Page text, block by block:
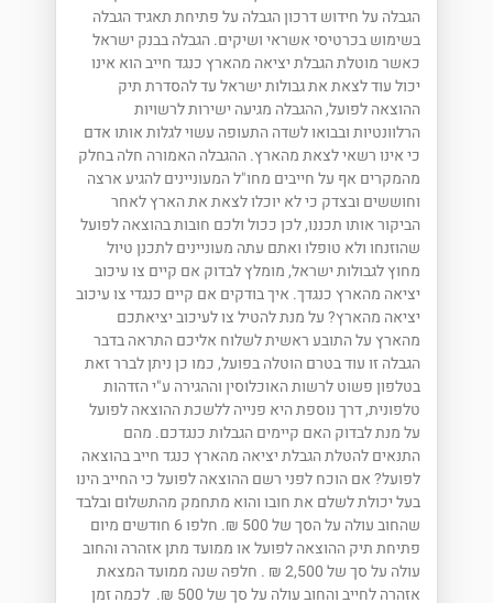
הגבלה על חידוש דרכון הגבלה על פתיחת תאגיד הגבלה
בשימוש בכרטיסי אשראי ושיקים. הגבלה בבנק ישראל
כאשר מוטלת הגבלת יציאה מהארץ כנגד חייב הוא אינו
יכול עוד לצאת את גבולות ישראל עד להסדרת תיק
ההוצאה לפועל, ההגבלה מגיעה ישירות לרשויות
הרלוונטיות ובבואו לשדה התעופה עשוי לגלות אותו אדם
כי אינו רשאי לצאת מהארץ. ההגבלה האמורה חלה בחלק
מהמקרים אף על חייבים מחו"ל המעוניינים להגיע ארצה
וחוששים ובצדק כי לא יוכלו לצאת את הארץ לאחר
הביקור אותו תכננו, לכן ככול ולכם חובות בהוצאה לפועל
שהוזנחו ולא טופלו ואתם עתה מעוניינים לתכנן טיול
מחוץ לגבולות ישראל, מומלץ לבדוק אם קיים צו עיכוב
יציאה מהארץ כנגדך. איך בודקים אם קיים כנגדי צו עיכוב
יציאה מהארץ? על מנת להטיל צו לעיכוב יציאתכם
מהארץ על התובע ראשית לשלוח אליכם התראה בדבר
הגבלה זו עוד בטרם הוטלה בפועל, כמו כן ניתן לברר זאת
בטלפון פשוט לרשות האוכלוסין וההגירה ע"י הזדהות
טלפונית, דרך נוספת היא פנייה ללשכת ההוצאה לפועל
על מנת לבדוק האם קיימים הגבלות כנגדכם. מהם
התנאים להטלת הגבלת יציאה מהארץ כנגד חייב בהוצאה
לפועל? אם הוכח לפני רשם ההוצאה לפועל כי החייב הינו
בעל יכולת לשלם את חובו והוא מתחמק מהתשלום ובלבד
שהחוב עולה על הסך של 500 ₪. חלפו 6 חודשים מיום
פתיחת תיק ההוצאה לפועל או ממועד מתן אזהרה והחוב
עולה על סך של 2,500 ₪ . חלפה שנה ממועד המצאת
אזהרה לחייב והחוב עולה על סך של 500 ₪. לכמה זמן